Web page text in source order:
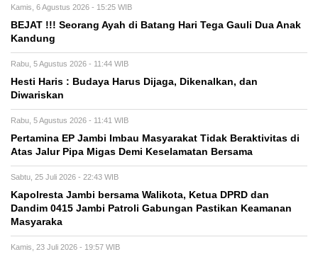
Kamis, 6 Agustus 2026 - 15:25 WIB
BEJAT !!! Seorang Ayah di Batang Hari Tega Gauli Dua Anak
Kandung
Rabu, 5 Agustus 2026 - 11:44 WIB
Hesti Haris : Budaya Harus Dijaga, Dikenalkan, dan
Diwariskan
Rabu, 5 Agustus 2026 - 11:41 WIB
Pertamina EP Jambi Imbau Masyarakat Tidak Beraktivitas di
Atas Jalur Pipa Migas Demi Keselamatan Bersama
Sabtu, 25 Juli 2026 - 22:43 WIB
Kapolresta Jambi bersama Walikota, Ketua DPRD dan
Dandim 0415 Jambi Patroli Gabungan Pastikan Keamanan
Masyaraka
Kamis, 23 Juli 2026 - 19:57 WIB